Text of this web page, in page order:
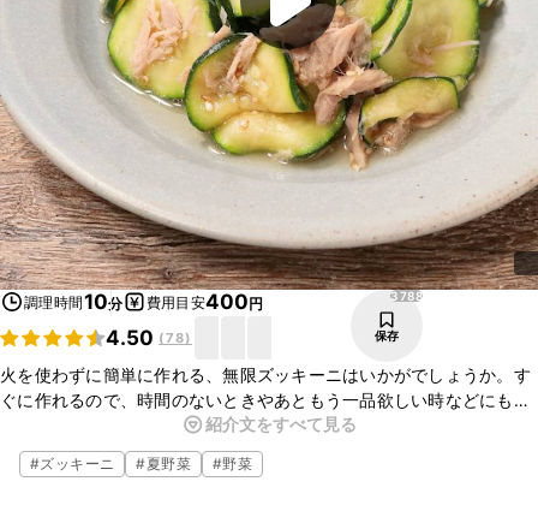
調理時間10分 費用目安400円
4.50 (78)
3788
保存
火を使わずに簡単に作れる、無限ズッキーニはいかがでしょうか。す
ぐに作れるので、時間のないときやあともう一品欲しい時などにも、
とてもお手軽ですよ。お酒のおつまみにもぴったりなので、ぜひお試
しくださいね。
紹介文をすべて見る
#ズッキーニ #夏野菜 #野菜